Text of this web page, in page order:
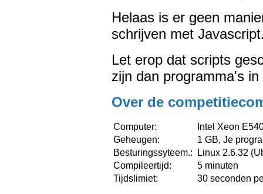
Helaas is er geen
schrijven met
Let erop dat scripts
zijn dan programma's
Over de
Computer:
Intel Xeon
Geheugen:
1 GB, Je
Besturingssyteem.:
Linux 2.6.32
Compileertijd:
5 minuten
Tijdslimiet:
30 seconden